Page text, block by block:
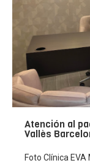
Atención al
Vallès
Foto Clínica EVA